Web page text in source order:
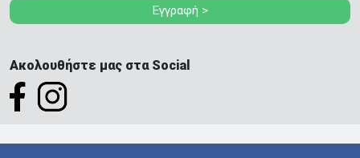
Εγγραφή >
Ακολουθήστε μας στα Social